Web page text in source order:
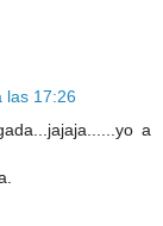
las 17:26
a